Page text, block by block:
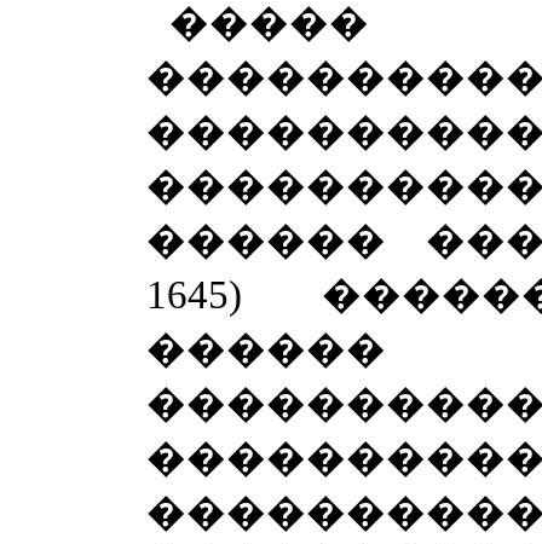
������
1645)
������